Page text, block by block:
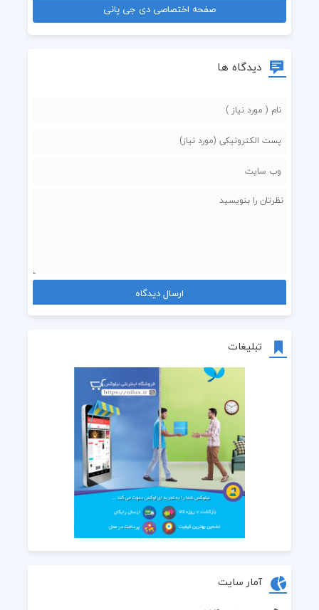
تبلیغات
آمار سایت
صفحه اختصاصی دی جی پانی
دیدگاه ها